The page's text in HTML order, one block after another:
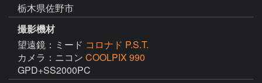
栃木県佐野市
撮影機材
望遠鏡：ミード コロナド P.S.T.
カメラ：ニコン COOLPIX 990
GPD+SS2000PC